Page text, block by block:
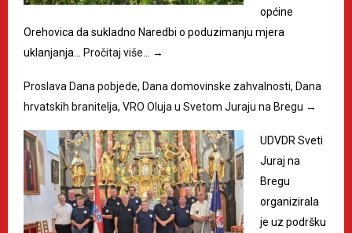
općine
Orehovica da sukladno Naredbi o poduzimanju mjera
uklanjanja… Pročitaj više… →
Proslava Dana pobjede, Dana domovinske zahvalnosti, Dana
hrvatskih branitelja, VRO Oluja u Svetom Juraju na Bregu →
UDVDR Sveti
Juraj na
Bregu
organizirala
je uz podršku